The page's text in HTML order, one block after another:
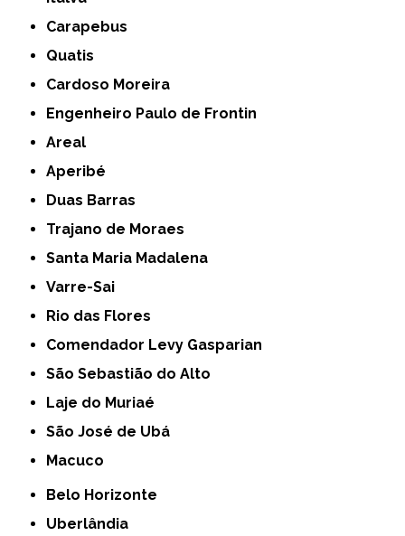
Carapebus
Quatis
Cardoso Moreira
Engenheiro Paulo de Frontin
Areal
Aperibé
Duas Barras
Trajano de Moraes
Santa Maria Madalena
Varre-Sai
Rio das Flores
Comendador Levy Gasparian
São Sebastião do Alto
Laje do Muriaé
São José de Ubá
Macuco
Belo Horizonte
Uberlândia